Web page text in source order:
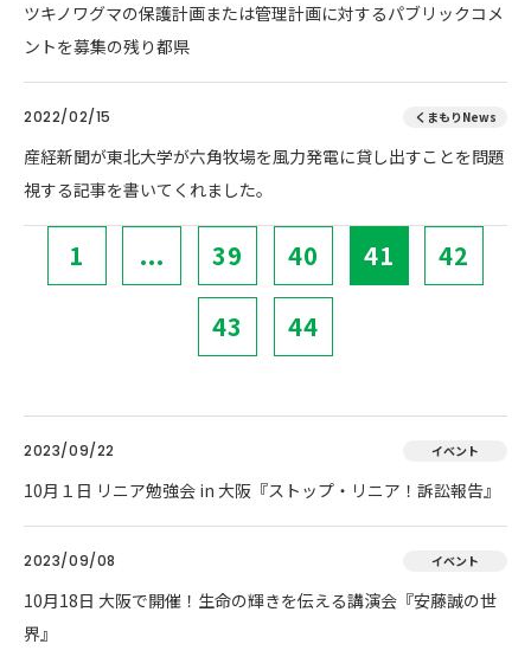
ツキノワグマの保護計画または管理計画に対するパブリックコメ
ントを募集の残り都県
2022/02/15 くまもりNews
産経新聞が東北大学が六角牧場を風力発電に貸し出すことを問題
視する記事を書いてくれました。
1 ... 39 40 41 42
43 44
2023/09/22 イベント
10月１日 リニア勉強会 in 大阪『ストップ・リニア！訴訟報告』
2023/09/08 イベント
10月18日 大阪で開催！生命の輝きを伝える講演会『安藤誠の世
界』